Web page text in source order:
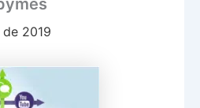
2019